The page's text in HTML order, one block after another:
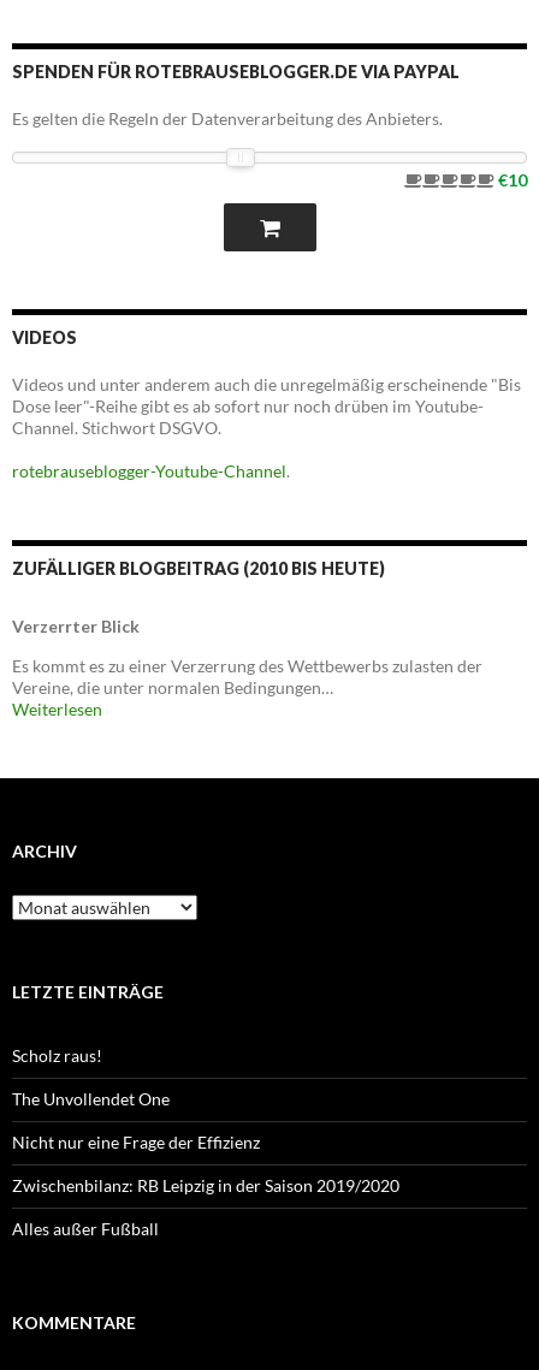
SPENDEN FÜR ROTEBRAUSEBLOGGER.DE VIA PAYPAL
Es gelten die Regeln der Datenverarbeitung des Anbieters.
€10
VIDEOS
Videos und unter anderem auch die unregelmäßig erscheinende "Bis
Dose leer"-Reihe gibt es ab sofort nur noch drüben im Youtube-
Channel. Stichwort DSGVO.
rotebrauseblogger-Youtube-Channel.
ZUFÄLLIGER BLOGBEITRAG (2010 BIS HEUTE)
Verzerrter Blick
Es kommt es zu einer Verzerrung des Wettbewerbs zulasten der
Vereine, die unter normalen Bedingungen…
Weiterlesen
ARCHIV
Archiv
LETZTE EINTRÄGE
Scholz raus!
The Unvollendet One
Nicht nur eine Frage der Effizienz
Zwischenbilanz: RB Leipzig in der Saison 2019/2020
Alles außer Fußball
KOMMENTARE